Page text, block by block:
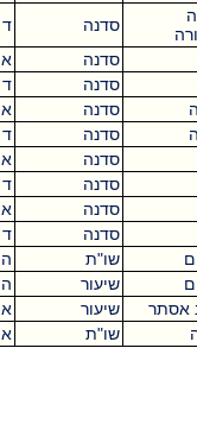
10:00
16:00
10:00
16:00
10:00
16:00
10:00
16:00
10:00
09:00
12:00
שיעור
12:00
09:00